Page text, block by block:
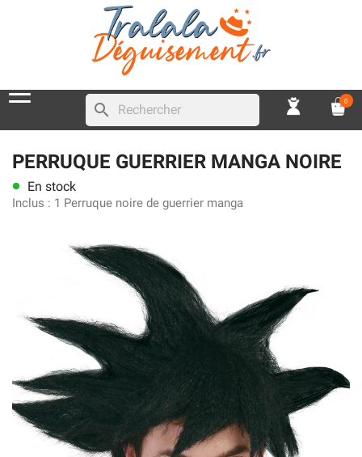
search 0
PERRUQUE GUERRIER MANGA NOIRE
lens En stock
Inclus : 1 Perruque noire de guerrier manga